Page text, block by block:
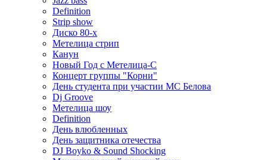
Definition
Strip show
Диско 80-х
Метелица стрип
Канун
Новый Год с Метелица-С
Концерт группы "Корни"
День студента при участии МС Белова
Dj Groove
Метелица шоу
Definition
День влюбленных
День защитника отечества
DJ Boyko & Sound Shocking